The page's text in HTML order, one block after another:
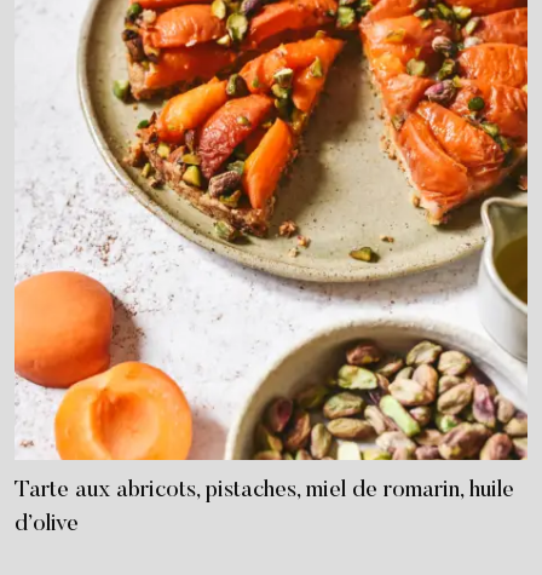
Tarte aux abricots, pistaches, miel de romarin, huile
d’olive